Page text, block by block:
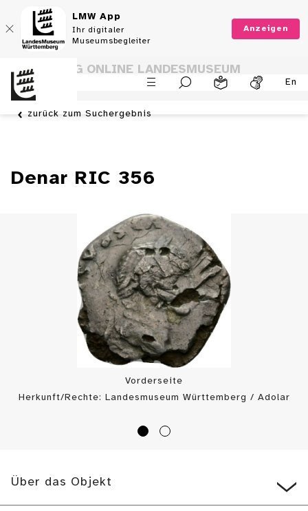
LMW App
Ihr digitaler
Museumsbegleiter
Anzeigen
En
SAMMLUNG ONLINE LANDESMUSEUM
WÜRTTEMBERG
zurück zum Suchergebnis
Denar RIC 356
Vorderseite
Herkunft/Rechte: Landesmuseum Württemberg / Adolar
Über das Objekt